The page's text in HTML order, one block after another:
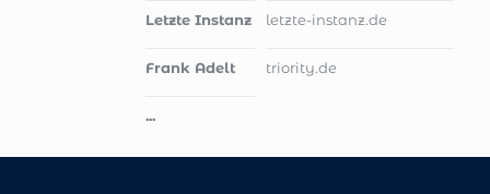
Letzte Instanz letzte-instanz.de
Frank Adelt triority.de
...